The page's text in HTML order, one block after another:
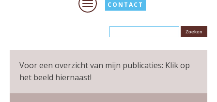
CONTACT
Voor een overzicht van mijn publicaties: Klik op
het beeld hiernaast!